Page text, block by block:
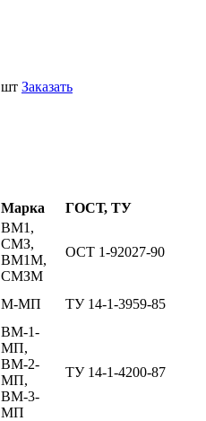
шт Заказать
Марка
ГОСТ, ТУ
ВМ1,
СМЗ,
ВМ1М,
СМЗМ
ОСТ 1-92027-90
М-МП ТУ 14-1-3959-85
ВМ-1-
МП,
ВМ-2-
МП,
ВМ-3-
МП
ТУ 14-1-4200-87